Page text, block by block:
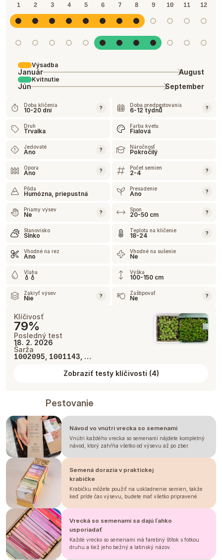
1 2 3 4 5 6 7 8 9 10 11 12
Výsadba
Január August
Kvitnutie
Jún September
Doba klíčenia
10-20 dní ? Doba predpestovania
6-12 týdnů ?
Druh
Trvalka
Farba kvetu
Fialová
Jedovaté
Ano ? Náročnosť
Pokročilý
Opora
Ano ? Počet semien
2-4 ?
Pôda
Humózna, priepustná
Presadenie
Ano ?
Priamy výsev
Ne ? Spon
20-50 cm ?
Stanovisko
Slnko
Teplota na klíčenie
18-24 ?
Vhodné na rez
Ano
Vhodné na sušenie
Ne
Vlaha
💧💧
Výška
100-150 cm
Zakryť výsev
Nie ? Zaštipovať
Ne ?
Klíčivosť
79%
Posledný test
18. 2. 2026
Šarža
1002095 1001143 , …
Zobraziť testy klíčivosti (4)
Pestovanie
Návod vo vnútri vrecka so semenami
Vnútri každého vrecka so semenami nájdete kompletný
návod, ktorý zahŕňa všetko od výsevu až po zber.
Semená dorazia v praktickej
krabičke
Krabičku môžete použiť na uskladnenie semien, takže
keď príde čas výsevu, budete mať všetko pripravené.
Vrecká so semenami sa dajú ľahko
usporiadať
Každé vrecko so semenami má farebný štítok s fotkou
druhu a tiež jeho bežný a latinský názov.